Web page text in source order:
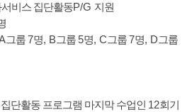
비스 집단활동P/G 지원
그룹7명, B그룹 5명, C그룹7명, D그룹
단활동 프로그램 마지막 수업인 12회기